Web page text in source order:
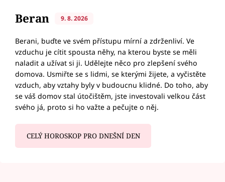
Beran 9. 8. 2026
Berani, buďte ve svém přístupu mírní a zdrženliví. Ve
vzduchu je cítit spousta něhy, na kterou byste se měli
naladit a užívat si ji. Udělejte něco pro zlepšení svého
domova. Usmiřte se s lidmi, se kterými žijete, a vyčistěte
vzduch, aby vztahy byly v budoucnu klidné. Do toho, aby
se váš domov stal útočištěm, jste investovali velkou část
svého já, proto si ho važte a pečujte o něj.
CELÝ HOROSKOP PRO DNEŠNÍ DEN